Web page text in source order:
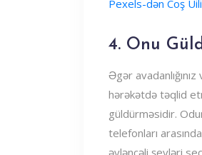
Pexels-dən Coş
4. Onu
Əgər
hərəkətdə təqlid
güldürməsidir.
telefonları
əyləncəli şeyləri